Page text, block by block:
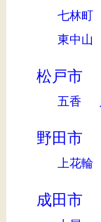
七林町
東中山
松戸市
五香
野田市
上花輪
成田市